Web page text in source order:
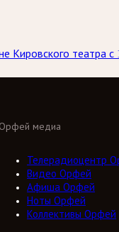
Кировского театра
Орфей медиа
Телерадиоцентр
Видео Орфей
Афиша Орфей
Ноты Орфей
Коллективы Орфей